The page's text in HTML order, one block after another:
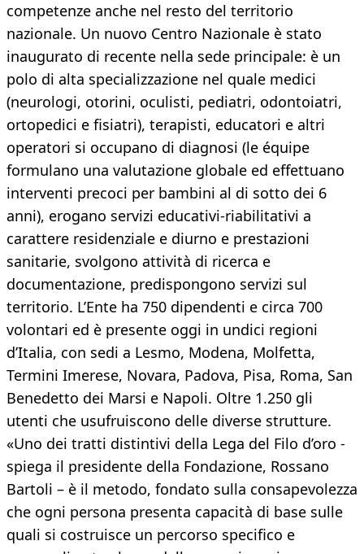
competenze anche nel resto del territorio
nazionale. Un nuovo Centro Nazionale è stato
inaugurato di recente nella sede principale: è un
polo di alta specializzazione nel quale medici
(neurologi, otorini, oculisti, pediatri, odontoiatri,
ortopedici e fisiatri), terapisti, educatori e altri
operatori si occupano di diagnosi (le équipe
formulano una valutazione globale ed effettuano
interventi precoci per bambini al di sotto dei 6
anni), erogano servizi educativi-riabilitativi a
carattere residenziale e diurno e prestazioni
sanitarie, svolgono attività di ricerca e
documentazione, predispongono servizi sul
territorio. L’Ente ha 750 dipendenti e circa 700
volontari ed è presente oggi in undici regioni
d’Italia, con sedi a Lesmo, Modena, Molfetta,
Termini Imerese, Novara, Padova, Pisa, Roma, San
Benedetto dei Marsi e Napoli. Oltre 1.250 gli
utenti che usufruiscono delle diverse strutture.
«Uno dei tratti distintivi della Lega del Filo d’oro -
spiega il presidente della Fondazione, Rossano
Bartoli – è il metodo, fondato sulla consapevolezza
che ogni persona presenta capacità di base sulle
quali si costruisce un percorso specifico e